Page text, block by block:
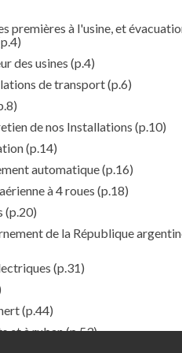
premières à l'usine, et
des usines (p.4)
de transport(p.6)
de nos Installations (p.10)
(p.14)
automatique(p.16)
à 4 roues (p.18)
(p.20)
de la République
(p.31)
(p.44)
et à ruban(p.53)